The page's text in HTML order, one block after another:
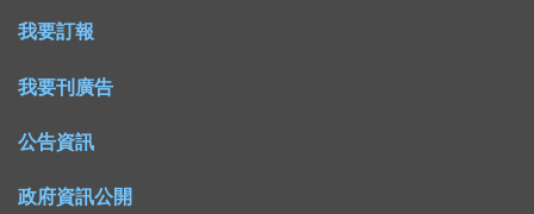
我要訂報
我要刊廣告
公告資訊
政府資訊公開